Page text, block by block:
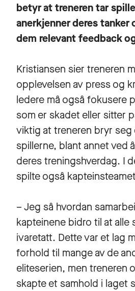
betyr at treneren tar
anerkjenner deres
dem relevant feedback
Kristiansen sier treneren
opplevelsen av press og
ledere må også fokusere
som er skadet eller sitter
viktig at treneren bryr seg
spillerne, blant annet ved
deres treningshverdag. I
spilte også
– Jeg så hvordan
kapteinene bidro til at alle
ivaretatt. Dette var et lag
forhold til mange av de
eliteserien, men treneren
skapte et samhold i laget